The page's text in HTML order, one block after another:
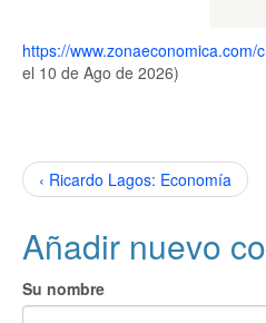
https://www.zonaeconomica.com/
el 10 de Ago de 2026)
‹ Ricardo Lagos: Economía
Añadir nuevo
Su nombre